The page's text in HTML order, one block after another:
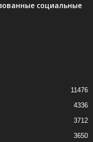
социальные
11476
4336
3712
3650